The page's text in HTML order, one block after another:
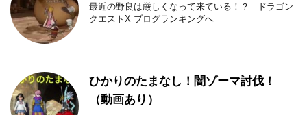
最近の野良は厳しくなって来ている！？ ドラゴン
クエストX ブログランキングへ
ひかりのたまなし！闇ゾーマ討伐！
（動画あり）